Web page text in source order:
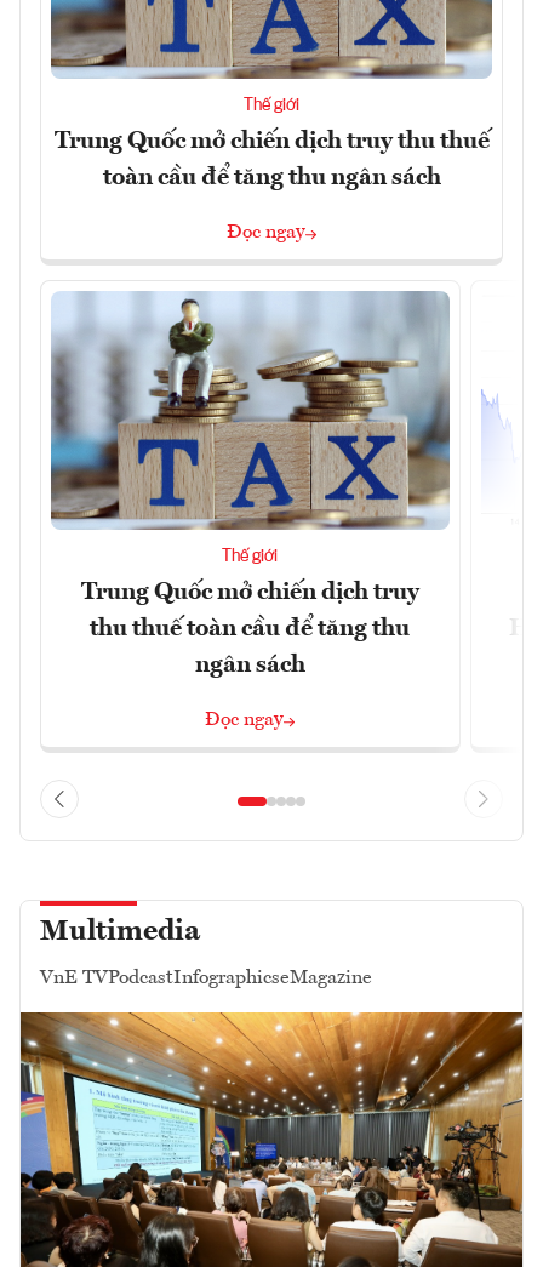
Thế giới
Trung Quốc mở chiến dịch truy thu thuế
toàn cầu để tăng thu ngân sách
Đọc ngay
Thế giới
Trung Quốc mở chiến dịch truy
thu thuế toàn cầu để tăng thu
ngân sách
Đọc ngay
Multimedia
VnE TVPodcastInfographicseMagazine